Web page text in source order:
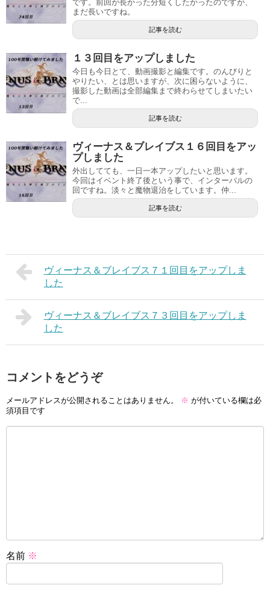
です。前回が長かった分短くしたかったのですが、
まだ長いですね。
記事を読む
１３回目をアップしました
今日も今日とて、動画撮影と編集です。のんびりと
やりたい、とは思いますが、次に困らないように、
撮影した動画は全部編集まで終わらせてしまいたい
で...
記事を読む
ヴィーナス＆ブレイブス１６回目をアッ
プしました
外出してても、一日一本アップしたいと思います。
今回はイベント終了後という事で、インターバルの
回ですね。淡々と魔物退治をしています。仲...
記事を読む
ヴィーナス＆ブレイブス７１回目をアップしま
した
ヴィーナス＆ブレイブス７３回目をアップしま
した
コメントをどうぞ
メールアドレスが公開されることはありません。 ※ が付いている欄は必
須項目です
名前 ※